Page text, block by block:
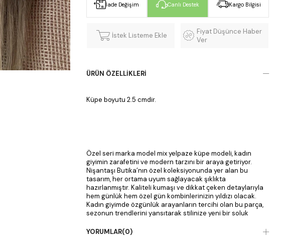
İade Değişim Canlı Destek Kargo Bilgisi
İstek Listeme Ekle
Fiyat Düşünce Haber
Ver
ÜRÜN ÖZELLIKLERI
Küpe boyutu 2.5 cmdir.
Özel seri marka model mix yelpaze küpe modeli, kadın
giyimin zarafetini ve modern tarzını bir araya getiriyor.
Nişantaşı Butika’nın özel koleksiyonunda yer alan bu
tasarım, her ortama uyum sağlayacak şıklıkta
hazırlanmıştır. Kaliteli kumaşı ve dikkat çeken detaylarıyla
hem günlük hem özel gün kombinlerinizin yıldızı olacak.
Kadın giyimde özgünlük arayanların tercihi olan bu parça,
sezonun trendlerini yansıtarak stilinize yeni bir soluk
yansıtın ve fark yaratın.
YORUMLAR(0)